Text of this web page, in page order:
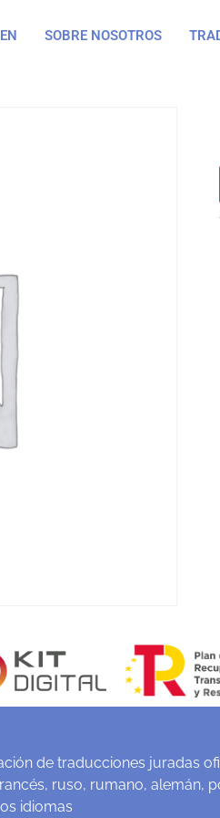
SOBRE NOSOTROS
de traducciones juradas
ruso, rumano, alemán,
idiomas